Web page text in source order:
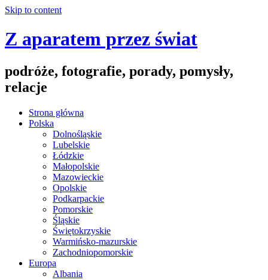
Skip to content
Z aparatem przez świat
podróże, fotografie, porady, pomysły,
relacje
Strona główna
Polska
Dolnośląskie
Lubelskie
Łódzkie
Małopolskie
Mazowieckie
Opolskie
Podkarpackie
Pomorskie
Śląskie
Świętokrzyskie
Warmińsko-mazurskie
Zachodniopomorskie
Europa
Albania